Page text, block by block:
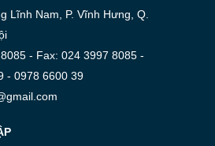
Lĩnh Nam, P. Vĩnh Hưng, Q.
- Fax: 024 3997 8085 -
- 0978 6600 39